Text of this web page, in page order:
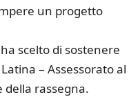
un progetto
scelto di sostenere
– Assessorato al
della rassegna.